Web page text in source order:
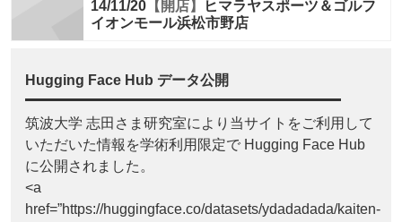
14/11/20 【開店】
ヒマラヤスポーツ＆ゴルフ
イオンモール浜松市野店
Hugging Face Hub データ公開
筑波大学 志田さま研究室により当サイトをご利用して
いただいた情報を学術利用限定で Hugging Face Hub
に公開されました。
<a
href=”https://huggingface.co/datasets/ydadadada/kaiten-